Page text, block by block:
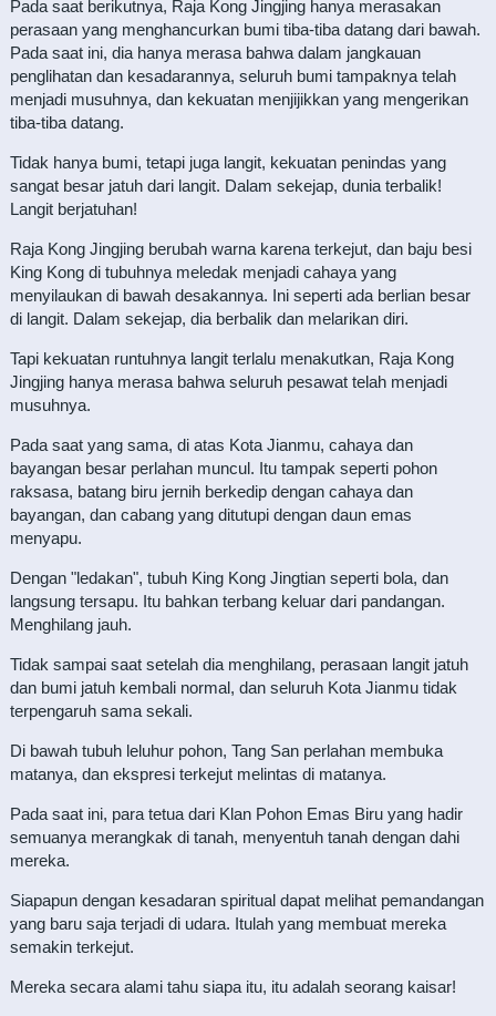
Pada saat berikutnya, Raja Kong Jingjing hanya merasakan
perasaan yang menghancurkan bumi tiba-tiba datang dari bawah.
Pada saat ini, dia hanya merasa bahwa dalam jangkauan
penglihatan dan kesadarannya, seluruh bumi tampaknya telah
menjadi musuhnya, dan kekuatan menjijikkan yang mengerikan
tiba-tiba datang.
Tidak hanya bumi, tetapi juga langit, kekuatan penindas yang
sangat besar jatuh dari langit. Dalam sekejap, dunia terbalik!
Langit berjatuhan!
Raja Kong Jingjing berubah warna karena terkejut, dan baju besi
King Kong di tubuhnya meledak menjadi cahaya yang
menyilaukan di bawah desakannya. Ini seperti ada berlian besar
di langit. Dalam sekejap, dia berbalik dan melarikan diri.
Tapi kekuatan runtuhnya langit terlalu menakutkan, Raja Kong
Jingjing hanya merasa bahwa seluruh pesawat telah menjadi
musuhnya.
Pada saat yang sama, di atas Kota Jianmu, cahaya dan
bayangan besar perlahan muncul. Itu tampak seperti pohon
raksasa, batang biru jernih berkedip dengan cahaya dan
bayangan, dan cabang yang ditutupi dengan daun emas
menyapu.
Dengan "ledakan", tubuh King Kong Jingtian seperti bola, dan
langsung tersapu. Itu bahkan terbang keluar dari pandangan.
Menghilang jauh.
Tidak sampai saat setelah dia menghilang, perasaan langit jatuh
dan bumi jatuh kembali normal, dan seluruh Kota Jianmu tidak
terpengaruh sama sekali.
Di bawah tubuh leluhur pohon, Tang San perlahan membuka
matanya, dan ekspresi terkejut melintas di matanya.
Pada saat ini, para tetua dari Klan Pohon Emas Biru yang hadir
semuanya merangkak di tanah, menyentuh tanah dengan dahi
mereka.
Siapapun dengan kesadaran spiritual dapat melihat pemandangan
yang baru saja terjadi di udara. Itulah yang membuat mereka
semakin terkejut.
Mereka secara alami tahu siapa itu, itu adalah seorang kaisar!